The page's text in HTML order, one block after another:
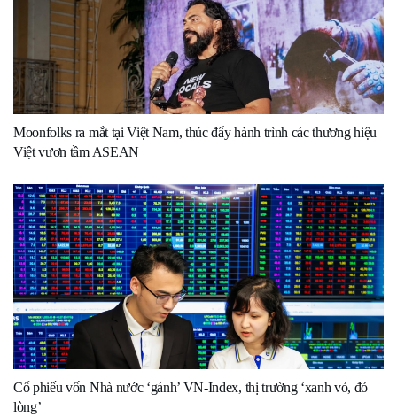
Moonfolks ra mắt tại Việt Nam, thúc đẩy hành trình các thương hiệu
Việt vươn tầm ASEAN
Cổ phiếu vốn Nhà nước ‘gánh’ VN-Index, thị trường ‘xanh vỏ, đỏ
lòng’